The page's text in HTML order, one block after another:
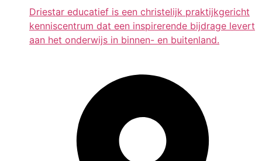
Driestar educatief is een christelijk praktijkgericht
kenniscentrum dat een inspirerende bijdrage levert
aan het onderwijs in binnen- en buitenland.